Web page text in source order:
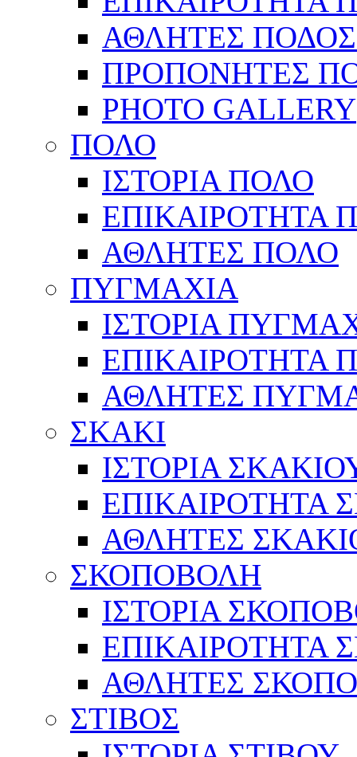
ΑΘΛΗΤΕΣ
ΠΡΟΠΟΝΗΤΕΣ
PHOTO GALLERY
ΠΟΛΟ
ΙΣΤΟΡΙΑ ΠΟΛΟ
ΕΠΙΚΑΙΡΟΤΗΤΑ
ΑΘΛΗΤΕΣ ΠΟΛΟ
ΠΥΓΜΑΧΙΑ
ΙΣΤΟΡΙΑ
ΕΠΙΚΑΙΡΟΤΗΤΑ
ΑΘΛΗΤΕΣ
ΣΚΑΚΙ
ΙΣΤΟΡΙΑ
ΕΠΙΚΑΙΡΟΤΗΤΑ
ΑΘΛΗΤΕΣ
ΣΚΟΠΟΒΟΛΗ
ΙΣΤΟΡΙΑ
ΕΠΙΚΑΙΡΟΤΗΤΑ
ΑΘΛΗΤΕΣ
ΣΤΙΒΟΣ